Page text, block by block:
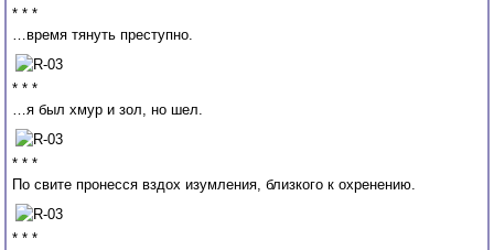
* * *
…время тянуть преступно.
* * *
…я был хмур и зол, но шел.
* * *
По свите пронесся вздох изумления, близкого к охренению.
* * *